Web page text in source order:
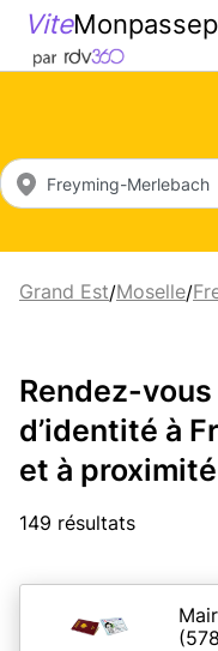
Vite
Grand Est/Moselle/
Rendez-
d’identité à
et à proximité
149 résultats